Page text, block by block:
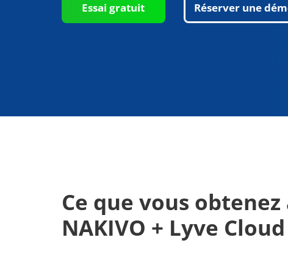
Essai gratuit Réserver une
Ce que vous
NAKIVO + Lyve Cloud